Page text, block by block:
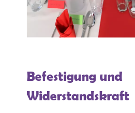
Befestigung und
Widerstandskraft